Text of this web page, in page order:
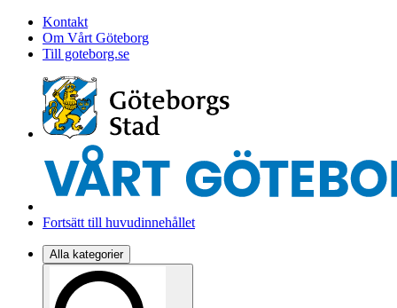
Kontakt
Om Vårt Göteborg
Till goteborg.se
Fortsätt till huvudinnehållet
Alla kategorier